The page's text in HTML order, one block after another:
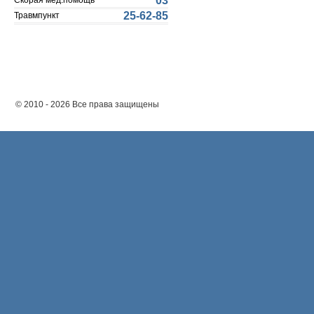
Травмпункт 25-62-85
© 2010 - 2026 Все права защищены